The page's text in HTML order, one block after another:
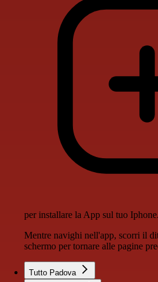
per installare la App sul tuo Iphone.
Mentre navighi nell'app, scorri il
schermo per tornare alle pagine
Tutto Padova